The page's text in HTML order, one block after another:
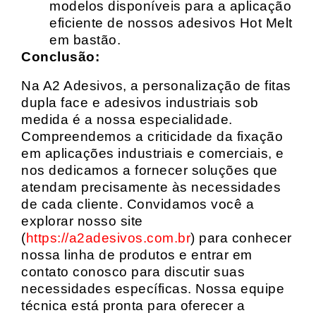
modelos disponíveis para a aplicação
eficiente de nossos adesivos Hot Melt
em bastão.
Conclusão:
Na A2 Adesivos, a personalização de fitas
dupla face e adesivos industriais sob
medida é a nossa especialidade.
Compreendemos a criticidade da fixação
em aplicações industriais e comerciais, e
nos dedicamos a fornecer soluções que
atendam precisamente às necessidades
de cada cliente. Convidamos você a
explorar nosso site
(https://a2adesivos.com.br) para conhecer
nossa linha de produtos e entrar em
contato conosco para discutir suas
necessidades específicas. Nossa equipe
técnica está pronta para oferecer a